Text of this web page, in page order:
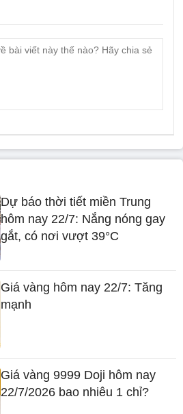
Dự báo thời tiết miền Trung
hôm nay 22/7: Nắng nóng gay
gắt, có nơi vượt 39°C
Giá vàng hôm nay 22/7: Tăng
mạnh
Giá vàng 9999 Doji hôm nay
22/7/2026 bao nhiêu 1 chỉ?